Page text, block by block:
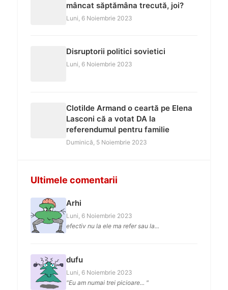
mâncat săptămâna trecută, joi?
Luni, 6 Noiembrie 2023
Disruptorii politici sovietici
Luni, 6 Noiembrie 2023
Clotilde Armand o ceartă pe Elena
Lasconi că a votat DA la
referendumul pentru familie
Duminică, 5 Noiembrie 2023
Ultimele comentarii
Arhi
Luni, 6 Noiembrie 2023
efectiv nu la ele ma refer sau la...
dufu
Luni, 6 Noiembrie 2023
"Eu am numai trei picioare... "